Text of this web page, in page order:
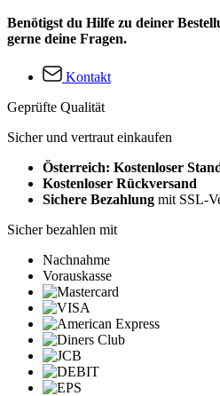
Benötigst du Hilfe zu deiner
gerne deine Fragen.
Kontakt
Geprüfte Qualität
Sicher und vertraut einkaufen
Österreich: Kostenloser
Kostenloser Rückversand
Sichere Bezahlung mit SSL-
Sicher bezahlen mit
Nachnahme
Vorauskasse